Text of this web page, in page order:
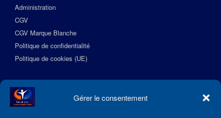
Gérer le consentement
Administration
CGV
CGV Marque Blanche
Politique de confidentialité
Politique de cookies (UE)
Suivez l’Académie EquilibreSante